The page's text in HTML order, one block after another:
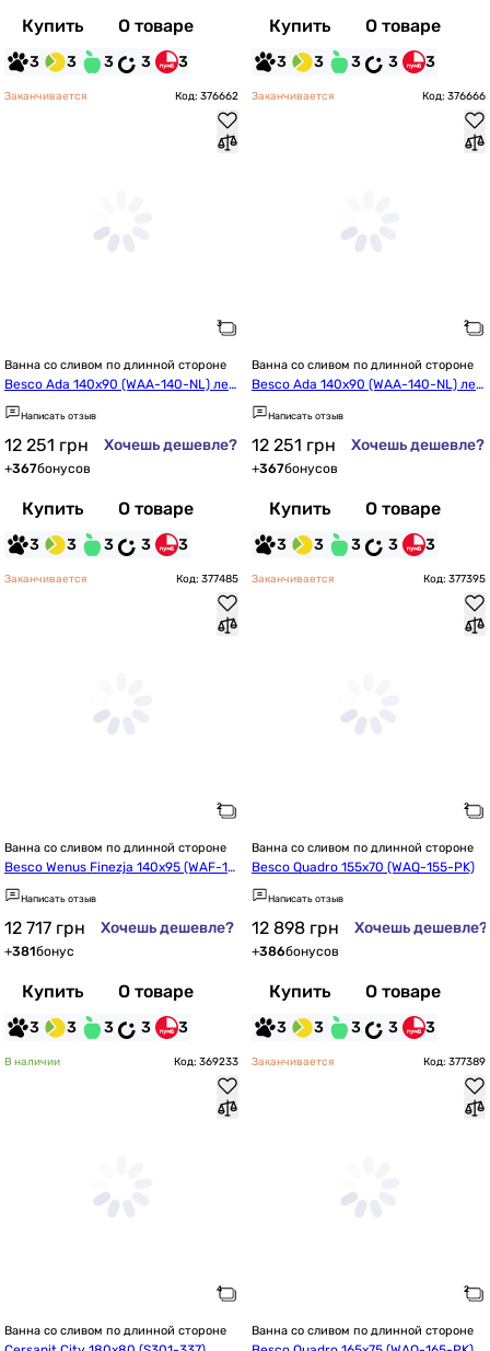
Купить О товаре
3 3 3 3 3
Купить О товаре
3 3 3 3 3
Заканчивается Код: 376662
Ванна со сливом по длинной стороне
Besco Ada 140x90 (WAA-140-NL) лев
ая
Написать отзыв
12 251 грн Хочешь дешевле?
+367бонусов
Купить О товаре
3 3 3 3 3
Заканчивается Код: 376666
Ванна со сливом по длинной стороне
Besco Ada 140x90 (WAA-140-NL) лев
ая, без отв. под ручки
Написать отзыв
12 251 грн Хочешь дешевле?
+367бонусов
Купить О товаре
3 3 3 3 3
Заканчивается Код: 377485
Ванна со сливом по длинной стороне
Besco Wenus Finezja 140x95 (WAF-14
0-NP) правая
Написать отзыв
12 717 грн Хочешь дешевле?
+381бонус
Купить О товаре
3 3 3 3 3
Заканчивается Код: 377395
Ванна со сливом по длинной стороне
Besco Quadro 155x70 (WAQ-155-PK)
Написать отзыв
12 898 грн Хочешь дешевле?
+386бонусов
Купить О товаре
3 3 3 3 3
В наличии Код: 369233
Ванна со сливом по длинной стороне
Заканчивается Код: 377389
Ванна со сливом по длинной стороне